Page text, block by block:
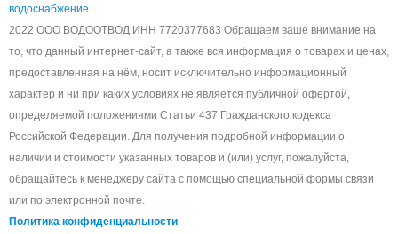
2022 ООО ВОДООТВОД ИНН 7720377683 Обращаем ваше внимание на
то, что данный интернет-сайт, а также вся информация о товарах и ценах,
предоставленная на нём, носит исключительно информационный
характер и ни при каких условиях не является публичной офертой,
определяемой положениями Статьи 437 Гражданского кодекса
Российской Федерации. Для получения подробной информации о
наличии и стоимости указанных товаров и (или) услуг, пожалуйста,
обращайтесь к менеджеру сайта с помощью специальной формы связи
или по электронной почте.
Политика конфиденциальности